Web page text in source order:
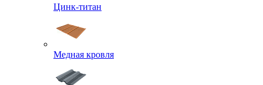
Цинк-титан
Медная кровля